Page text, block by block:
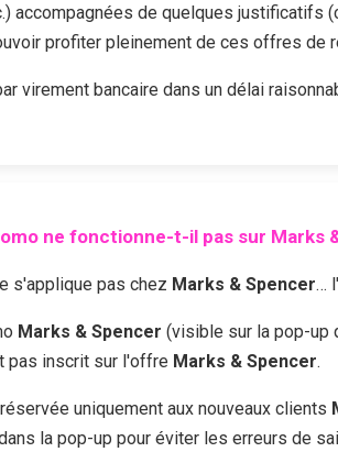
accompagnées de quelques justificatifs
profiter pleinement de ces offres de
virement bancaire dans un délai
ne fonctionne-t-il pas sur Marks
s'applique pas chez Marks & Spencer…
Marks & Spencer (visible sur la pop-up
pas inscrit sur l'offre Marks & Spencer.
uniquement aux nouveaux clients
la pop-up pour éviter les erreurs de